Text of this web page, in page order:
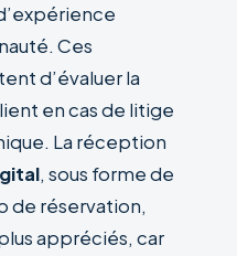
Ces
d’évaluer la
en cas de litige
La réception
, sous forme de
de réservation,
appréciés, car